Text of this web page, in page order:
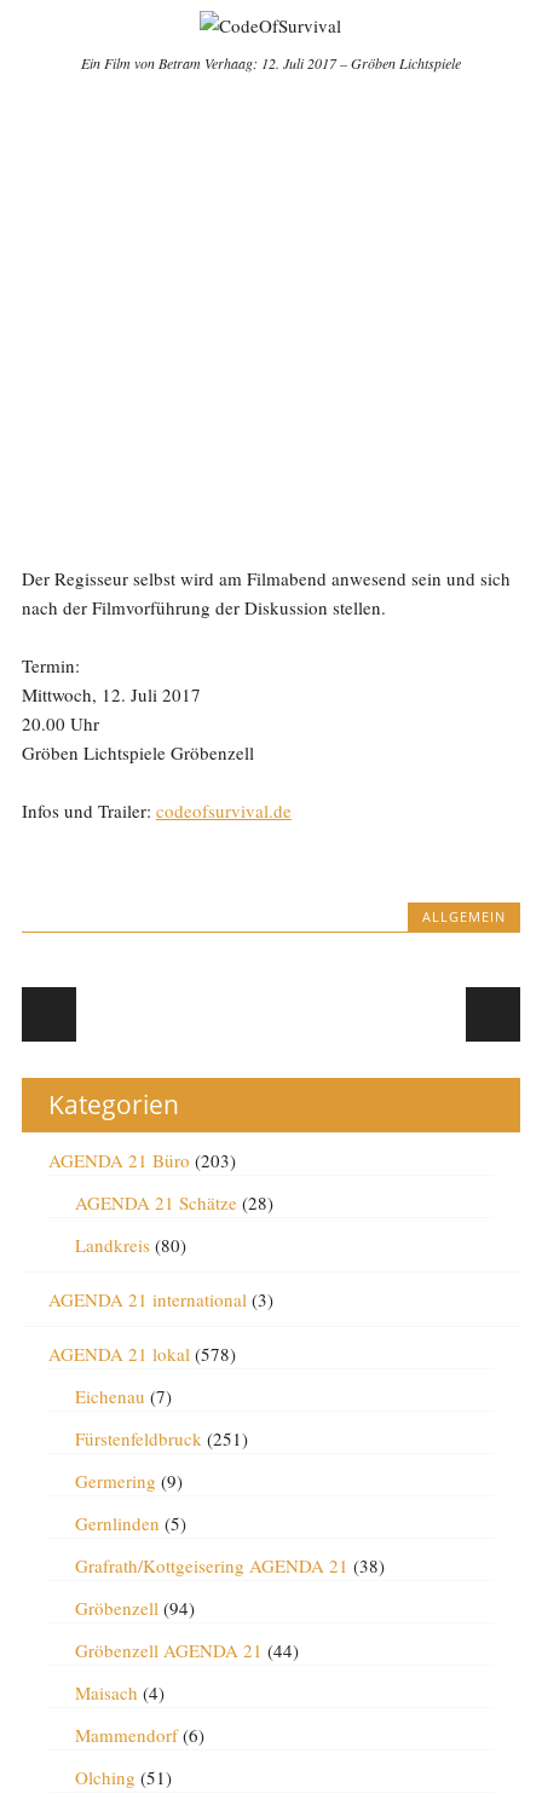
Ein Film von Betram Verhaag: 12. Juli 2017 – Gröben Lichtspiele
Der Regisseur selbst wird am Filmabend anwesend sein und sich
nach der Filmvorführung der Diskussion stellen.
Termin:
Mittwoch, 12. Juli 2017
20.00 Uhr
Gröben Lichtspiele Gröbenzell
Infos und Trailer: codeofsurvival.de
ALLGEMEIN
Post navigation
Kategorien
AGENDA 21 Büro (203)
AGENDA 21 Schätze(28)
Landkreis(80)
AGENDA 21 international(3)
AGENDA 21 lokal(578)
Eichenau (7)
Fürstenfeldbruck(251)
Germering (9)
Gernlinden (5)
Grafrath/Kottgeisering AGENDA 21 (38)
Gröbenzell(94)
Gröbenzell AGENDA 21 (44)
Maisach (4)
Mammendorf(6)
Olching (51)